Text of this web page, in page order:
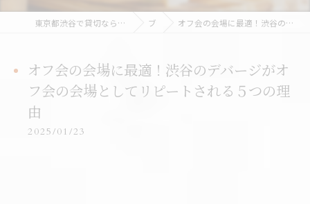
東京都渋谷で貸切なら渋谷貸切パーティー＆BBQデバージ - DeBarge ブログ オフ会の会場に最適！渋谷のデバージがオフ会の会場としてリピートされる５つの理由
オフ会の会場に最適！渋谷のデバージがオ
フ会の会場としてリピートされる５つの理
由
2025/01/23